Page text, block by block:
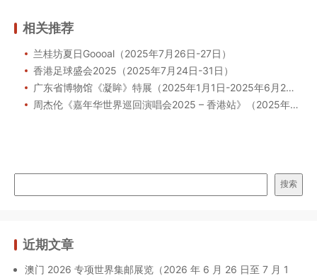
相关推荐
兰桂坊夏日Goooal（2025年7月26日-27日）
香港足球盛会2025（2025年7月24日-31日）
广东省博物馆《凝眸》特展（2025年1月1日-2025年6月2日）
周杰伦《嘉年华世界巡回演唱会2025 – 香港站》（2025年6月27日-29日）
搜索
近期文章
澳门 2026 专项世界集邮展览（2026 年 6 月 26 日至 7 月 1